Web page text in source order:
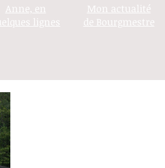
Anne, en
lignes
Mon actualité
de Bourgmestre